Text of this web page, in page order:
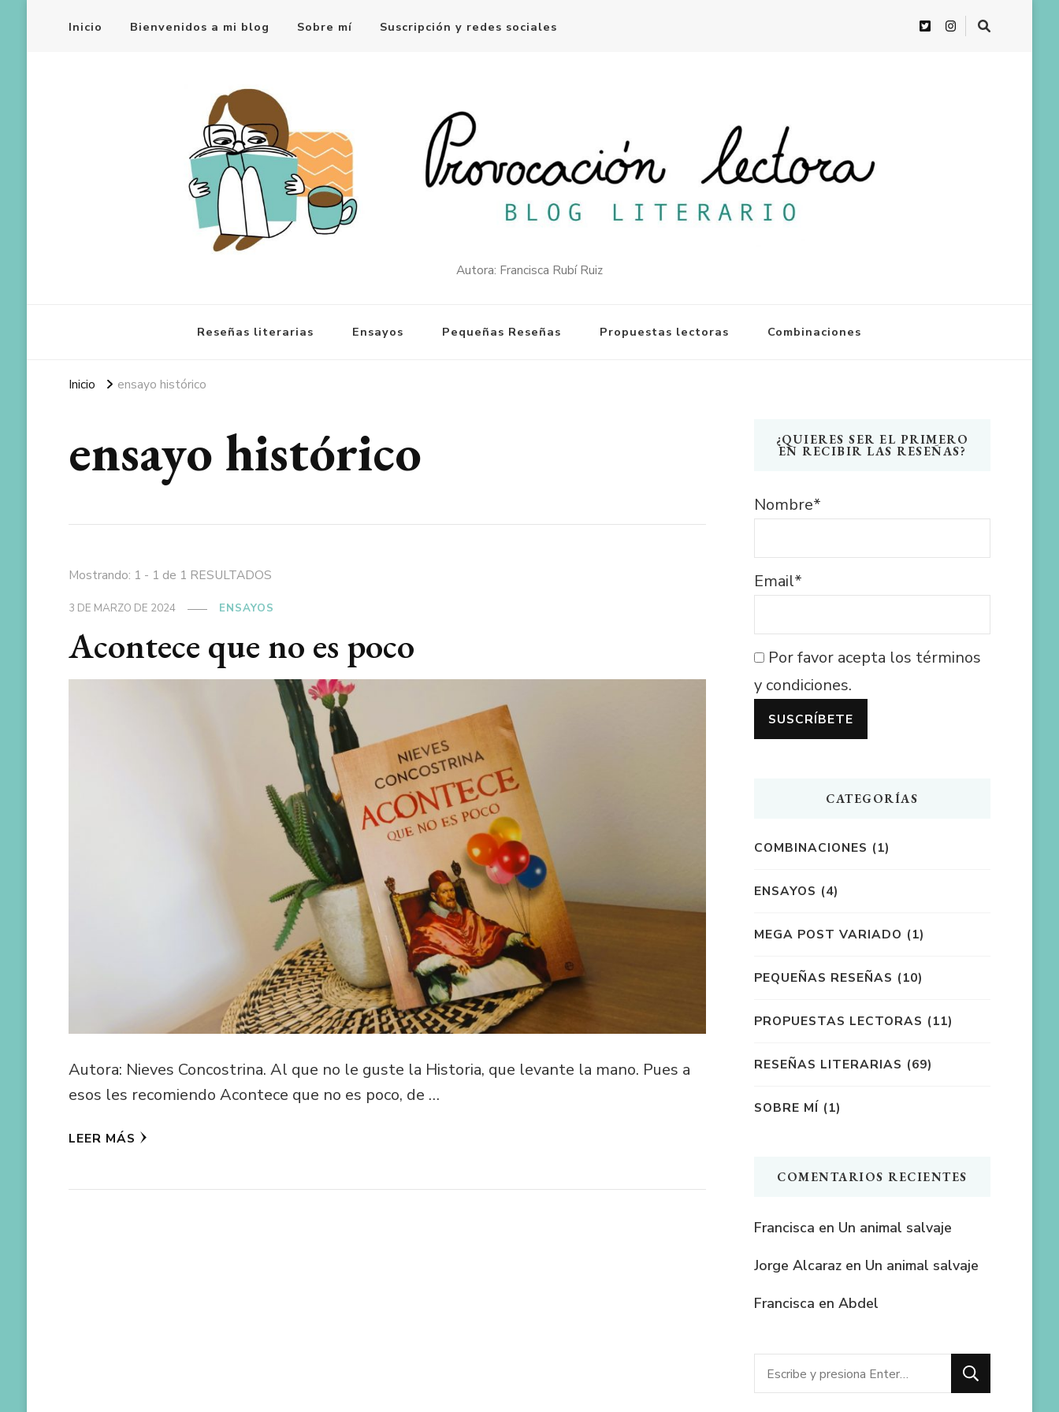
Inicio Bienvenidos a mi blog Sobre mí Suscripción y redes sociales
Autora: Francisca Rubí Ruiz
Reseñas literarias Ensayos Pequeñas Reseñas Propuestas lectoras Combinaciones
Inicio ensayo histórico
ensayo histórico
Mostrando: 1 - 1 de 1 RESULTADOS
3 DE MARZO DE 2024 ENSAYOS
Acontece que no es poco
Autora: Nieves Concostrina. Al que no le guste la Historia, que levante la mano. Pues a
esos les recomiendo Acontece que no es poco, de …
LEER MÁS
¿QUIERES SER EL PRIMERO
EN RECIBIR LAS RESEÑAS?
Nombre*
Email*
Por favor acepta los términos
y condiciones.
CATEGORÍAS
COMBINACIONES (1)
ENSAYOS (4)
MEGA POST VARIADO (1)
PEQUEÑAS RESEÑAS (10)
PROPUESTAS LECTORAS (11)
RESEÑAS LITERARIAS (69)
SOBRE MÍ (1)
COMENTARIOS RECIENTES
Francisca en Un animal salvaje
Jorge Alcarazen Un animal salvaje
Francisca en Abdel
¿Buscas
algo?